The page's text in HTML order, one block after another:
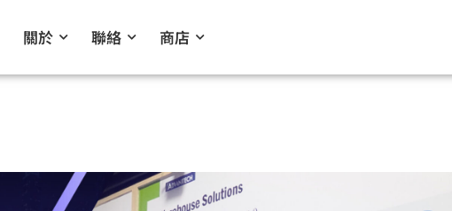
關於 聯絡 商店